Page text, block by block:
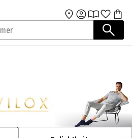
Zum Hauptinhalt